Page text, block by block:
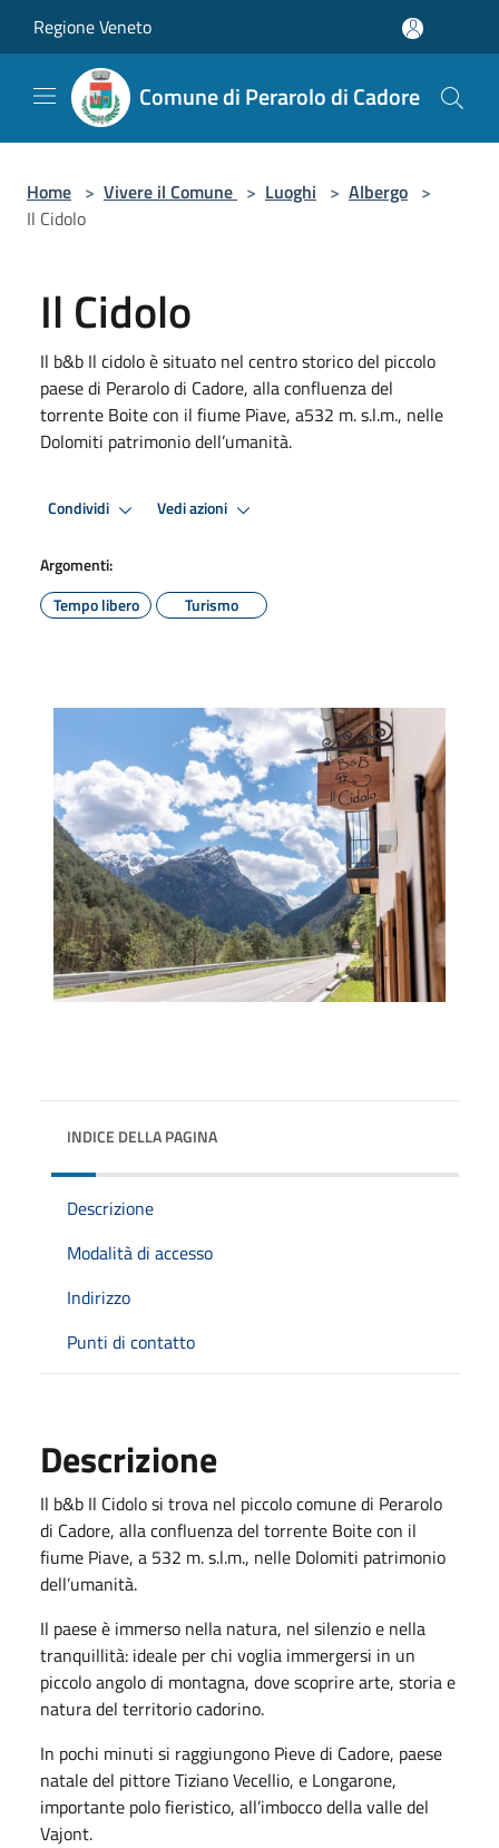
Regione Veneto
Comune di Perarolo di Cadore
Home > Vivere il Comune > Luoghi > Albergo >
Il Cidolo
Il Cidolo
Il b&b Il cidolo è situato nel centro storico del piccolo
paese di Perarolo di Cadore, alla confluenza del
torrente Boite con il fiume Piave, a532 m. s.l.m., nelle
Dolomiti patrimonio dell’umanità.
Condividi Vedi azioni
Argomenti:
Tempo libero
Turismo
INDICE DELLA PAGINA
Descrizione
Modalità di accesso
Indirizzo
Punti di contatto
Descrizione
Il b&b Il Cidolo si trova nel piccolo comune di Perarolo
di Cadore, alla confluenza del torrente Boite con il
fiume Piave, a 532 m. s.l.m., nelle Dolomiti patrimonio
dell’umanità.
Il paese è immerso nella natura, nel silenzio e nella
tranquillità: ideale per chi voglia immergersi in un
piccolo angolo di montagna, dove scoprire arte, storia e
natura del territorio cadorino.
In pochi minuti si raggiungono Pieve di Cadore, paese
natale del pittore Tiziano Vecellio, e Longarone,
importante polo fieristico, all’imbocco della valle del
Vajont.